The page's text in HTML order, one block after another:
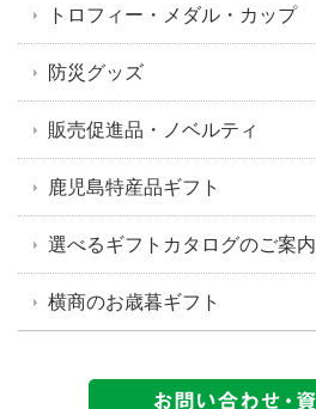
トロフィー・メダル・カップ
防災グッズ
販売促進品・ノベルティ
鹿児島特産品ギフト
選べるギフトカタログのご案内
横商のお歳暮ギフト